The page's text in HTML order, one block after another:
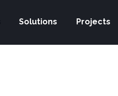
Solutions Projects